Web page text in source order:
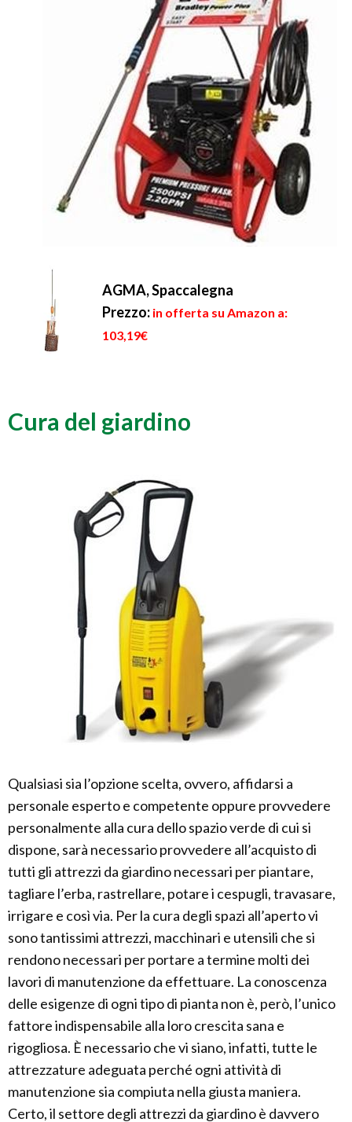
AGMA, Spaccalegna
Prezzo: in offerta su Amazon a:
103,19€
Cura del giardino
Qualsiasi sia l’opzione scelta, ovvero, affidarsi a
personale esperto e competente oppure provvedere
personalmente alla cura dello spazio verde di cui si
dispone, sarà necessario provvedere all’acquisto di
tutti gli attrezzi da giardino necessari per piantare,
tagliare l’erba, rastrellare, potare i cespugli, travasare,
irrigare e così via. Per la cura degli spazi all’aperto vi
sono tantissimi attrezzi, macchinari e utensili che si
rendono necessari per portare a termine molti dei
lavori di manutenzione da effettuare. La conoscenza
delle esigenze di ogni tipo di pianta non è, però, l’unico
fattore indispensabile alla loro crescita sana e
rigogliosa. È necessario che vi siano, infatti, tutte le
attrezzature adeguata perché ogni attività di
manutenzione sia compiuta nella giusta maniera.
Certo, il settore degli attrezzi da giardino è davvero